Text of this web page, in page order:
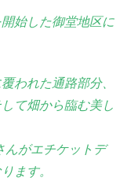
始した御堂地区に
われた通路部分、
て畑から臨む美し
んがエチケットデ
ます。